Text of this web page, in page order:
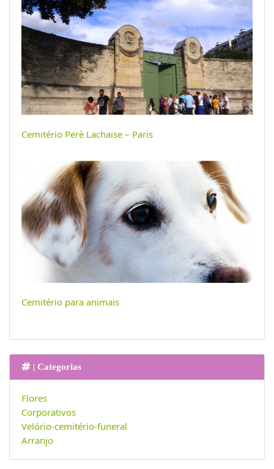
Cemitério Perè Lachaise – Paris
Cemitério para animais
| Categorias
Flores
Corporativos
Velório-cemitério-funeral
Arranjo